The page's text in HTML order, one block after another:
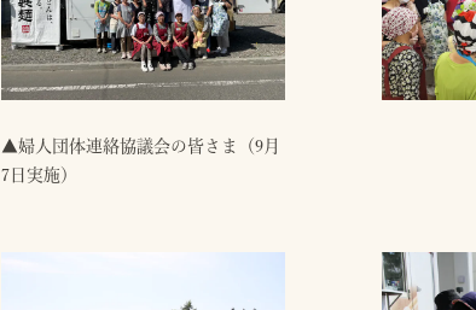
▲婦人団体連絡協議会の皆さま（9月
7日実施）